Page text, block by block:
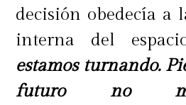
decisión obedecía a
interna del
estamos turnando.
futuro no